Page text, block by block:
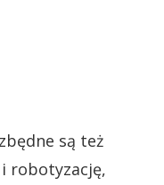
są też
robotyzację,